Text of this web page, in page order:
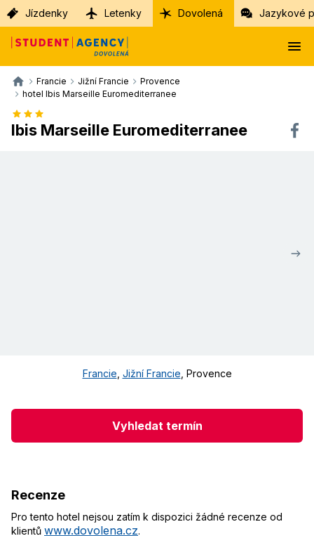
Jízdenky Letenky Dovolená Jazykové
Francie Jižní Francie
Provence
hotel Ibis Marseille Euromediterranee
Ibis Marseille Euromediterranee
Francie Jižní Francie Provence
Vyhledat termín
Recenze
Pro tento hotel nejsou zatím k dispozici žádné recenze od
klientů www.dovolena.cz.